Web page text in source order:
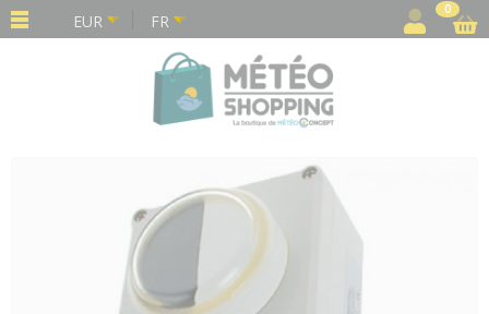
EUR FR
0
Panneau de gestion des cookies